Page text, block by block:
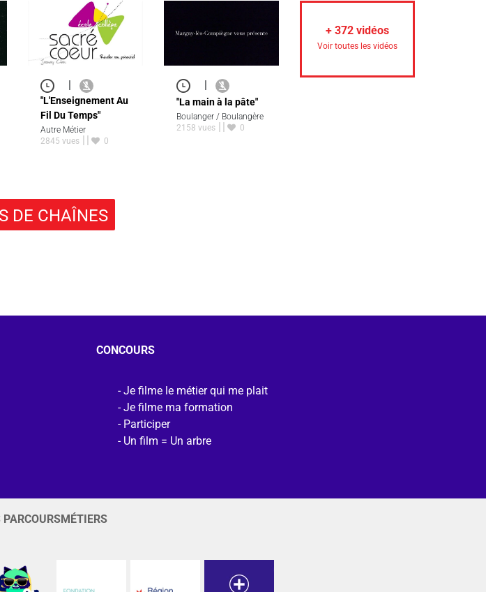
"L'Enseignement Au
Fil Du Temps"
Autre Métier
2845 vues
0
"La main à la pâte"
Boulanger / Boulangère
2158 vues
0
+ 372 vidéos
Voir toutes les vidéos
DE CHAÎNES
CONCOURS
Je filme le métier qui me plait
Je filme ma formation
Participer
Un film = Un arbre
PARCOURSMÉTIERS